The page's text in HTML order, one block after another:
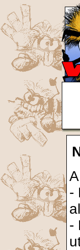
-
-